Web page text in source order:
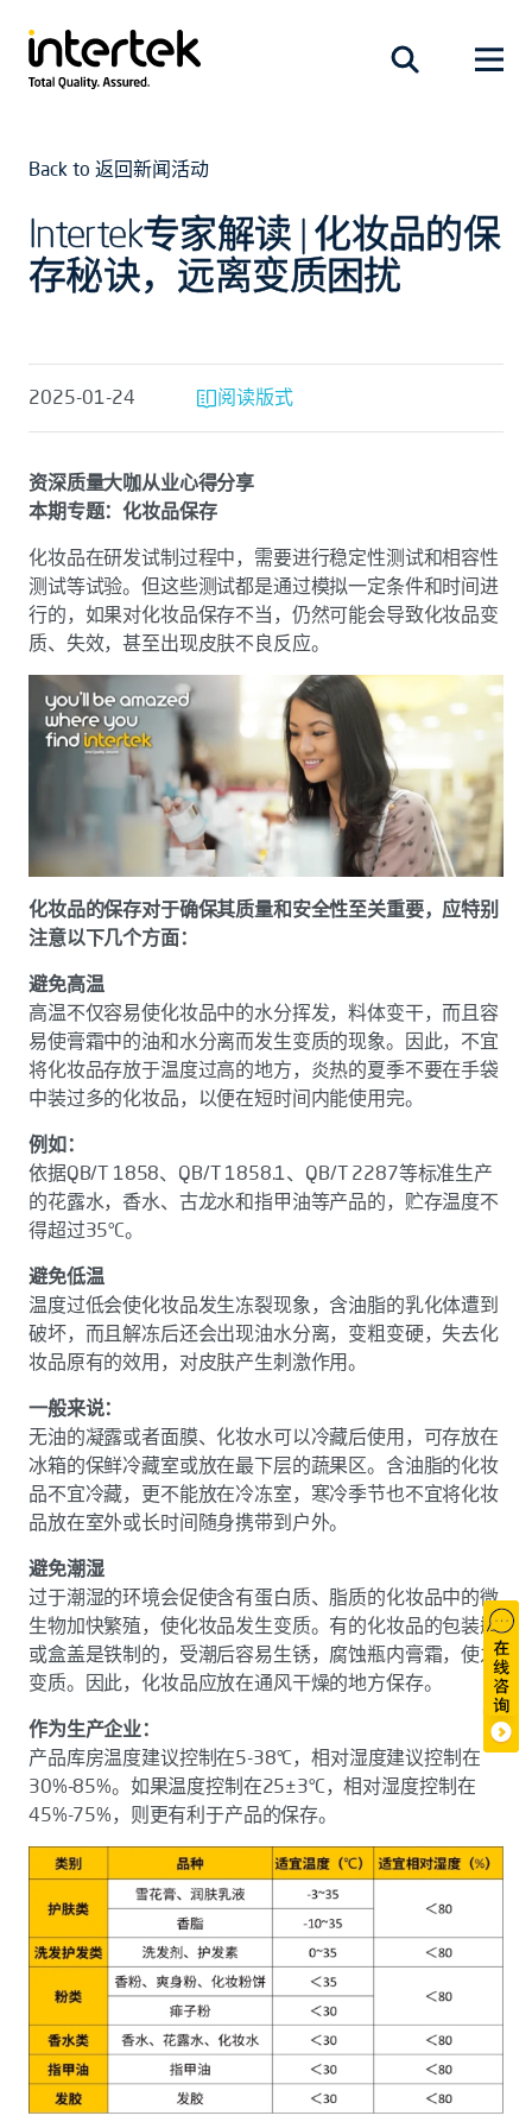
Back to 返回新闻活动
Intertek专家解读 | 化妆品的保
存秘诀，远离变质困扰
2025-01-24 阅读版式
资深质量大咖从业心得分享
本期专题：化妆品保存
化妆品在研发试制过程中，需要进行稳定性测试和相容性
测试等试验。但这些测试都是通过模拟一定条件和时间进
行的，如果对化妆品保存不当，仍然可能会导致化妆品变
质、失效，甚至出现皮肤不良反应。
化妆品的保存对于确保其质量和安全性至关重要，应特别
注意以下几个方面：
避免高温
高温不仅容易使化妆品中的水分挥发，料体变干，而且容
易使膏霜中的油和水分离而发生变质的现象。因此，不宜
将化妆品存放于温度过高的地方，炎热的夏季不要在手袋
中装过多的化妆品，以便在短时间内能使用完。
例如：
依据QB/T 1858、QB/T 1858.1、QB/T 2287等标准生产
的花露水，香水、古龙水和指甲油等产品的，贮存温度不
得超过35°C。
避免低温
温度过低会使化妆品发生冻裂现象，含油脂的乳化体遭到
破坏，而且解冻后还会出现油水分离，变粗变硬，失去化
妆品原有的效用，对皮肤产生刺激作用。
一般来说：
无油的凝露或者面膜、化妆水可以冷藏后使用，可存放在
冰箱的保鲜冷藏室或放在最下层的蔬果区。含油脂的化妆
品不宜冷藏，更不能放在冷冻室，寒冷季节也不宜将化妆
品放在室外或长时间随身携带到户外。
避免潮湿
过于潮湿的环境会促使含有蛋白质、脂质的化妆品中的微
生物加快繁殖，使化妆品发生变质。有的化妆品的包装瓶
或盒盖是铁制的，受潮后容易生锈，腐蚀瓶内膏霜，使之
变质。因此，化妆品应放在通风干燥的地方保存。
作为生产企业：
产品库房温度建议控制在5-38°C，相对湿度建议控制在
30%-85%。如果温度控制在25±3°C，相对湿度控制在
45%-75%，则更有利于产品的保存。